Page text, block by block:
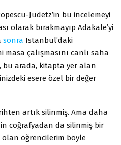
Judetz’in bu incelemeyi
olarak bırakmayıp Adakale’yi
sonra Istanbul’daki
çalışmasını canlı saha
bu arada, kitapta yer alan
esere özel bir değer
artık silinmiş. Ama daha
coğrafyadan da silinmiş bir
olan öğrencilerim böyle